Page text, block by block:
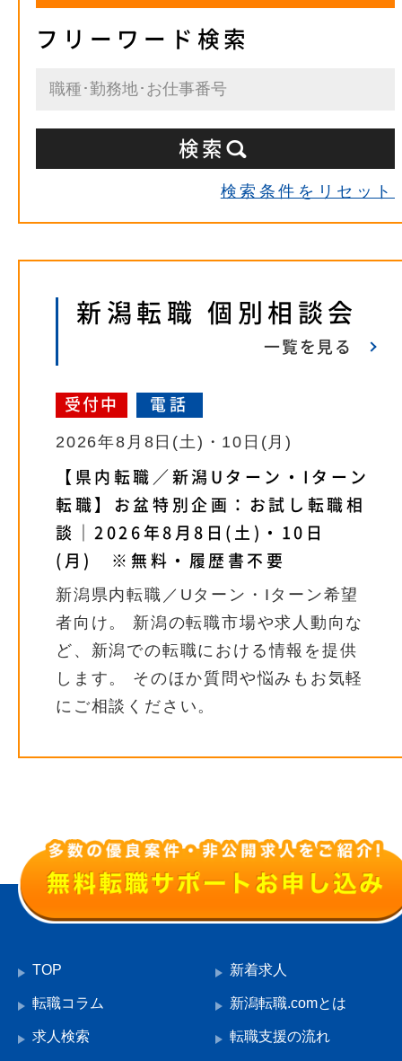
フリーワード検索
検索条件をリセット
新潟転職 個別相談会
一覧を見る
受付中 電話
2026年8月8日(土)・10日(月)
【県内転職／新潟Uターン・Iターン
転職】お盆特別企画：お試し転職相
談｜2026年8月8日(土)・10日
(月) ※無料・履歴書不要
新潟県内転職／Uターン・Iターン希望
者向け。 新潟の転職市場や求人動向な
ど、新潟での転職における情報を提供
します。 そのほか質問や悩みもお気軽
にご相談ください。
TOP 新着求人
転職コラム 新潟転職.comとは
求人検索 転職支援の流れ